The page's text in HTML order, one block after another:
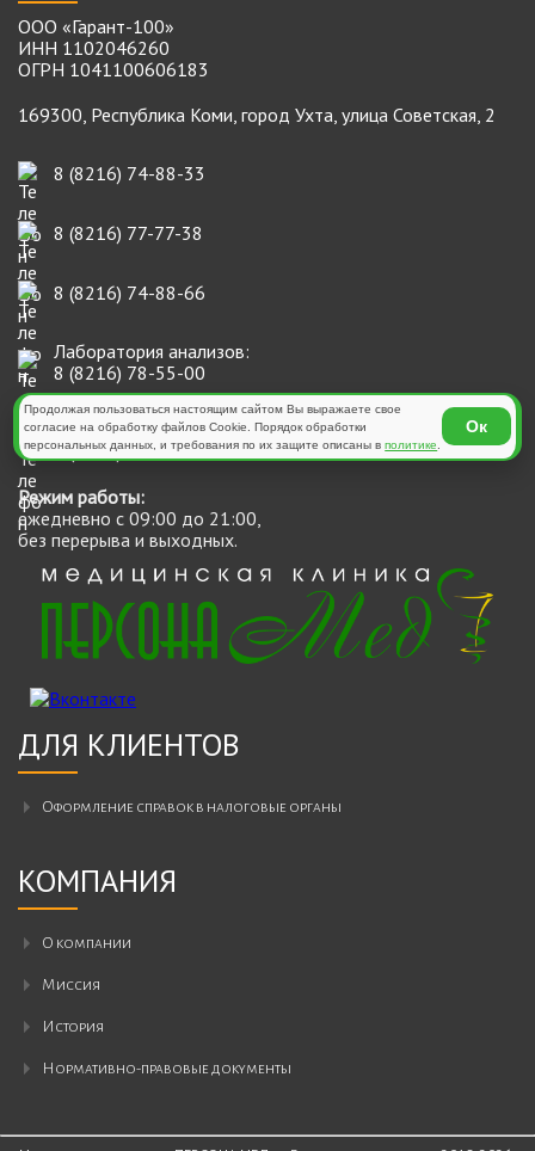
ООО «Гарант-100»
ИНН 1102046260
ОГРН 1041100606183
169300, Республика Коми, город Ухта, улица Советская, 2
8 (8216) 74-88-33
8 (8216) 77-77-38
8 (8216) 74-88-66
Лаборатория анализов:
8 (8216) 78-55-00
Косметология:
8 (8216) 77-77-38
Режим работы:
ежедневно с 09:00 до 21:00,
без перерыва и выходных.
ДЛЯ КЛИЕНТОВ
Оформление справок в налоговые органы
КОМПАНИЯ
О компании
Миссия
История
Нормативно-правовые документы
Продолжая пользоваться настоящим сайтом Вы выражаете свое
согласие на обработку файлов Cookie. Порядок обработки
персональных данных, и требования по их защите описаны вполитике
Ок